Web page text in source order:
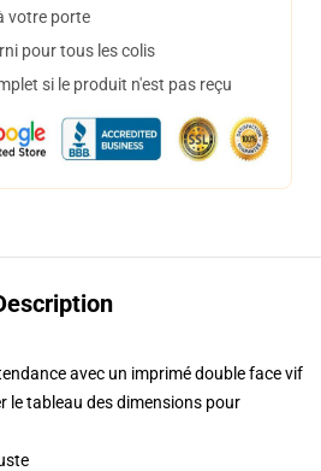
votre porte
pour tous les colis
si le produit n'est pas reçu
avec un imprimé double face vif
le tableau des dimensions pour